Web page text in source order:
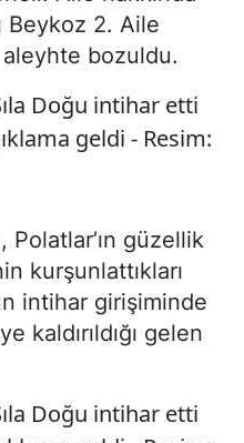
Beykoz 2. Aile
bozuldu.
Polatlar’ın güzellik
kurşunlattıkları
intihar girişiminde
kaldırıldığı gelen